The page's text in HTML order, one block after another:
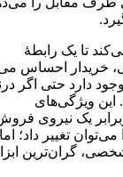
تا یک رابطۀ
خریدار احساس
دارد حتی اگر
این ویژگی‌های
یک نیروی
تغییر داد؛
گران‌ترین